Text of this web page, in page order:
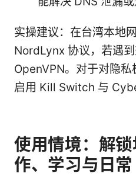
实操建议：在台湾本地
NordLynx 协议，若遇
OpenVPN。对于对隐
启用 Kill Switch 与
使用情境：解
作、学习与日常